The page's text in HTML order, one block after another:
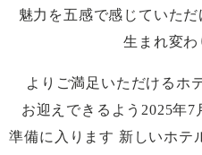
魅力を五感で​感じていた
生まれ​変わ
より​ご満足いただける​ホ
お迎えできるよう2025年7
準備に​入ります 新しい​ホテ